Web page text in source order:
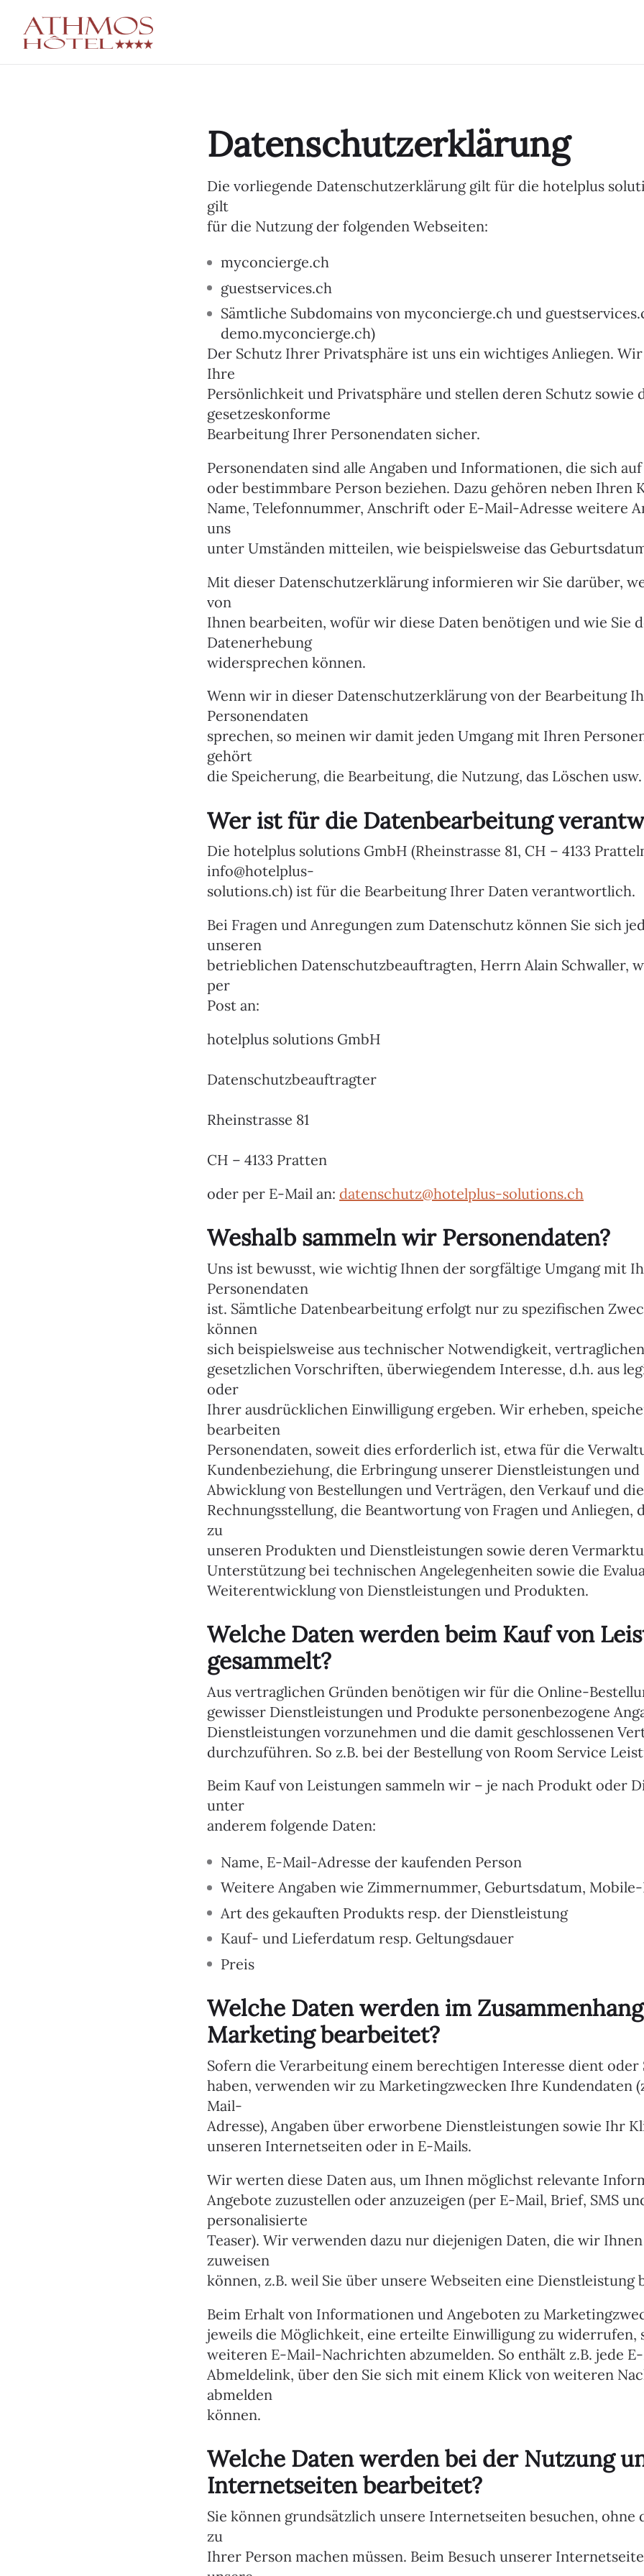
Datenschutzerklärung
Die vorliegende Datenschutzerklärung gilt für die hotelplus
gilt
für die Nutzung der folgenden Webseiten:
myconcierge.ch
guestservices.ch
Sämtliche Subdomains von myconcierge.ch und
demo.myconcierge.ch)
Der Schutz Ihrer Privatsphäre ist uns ein wichtiges Anliegen.
Ihre
Persönlichkeit und Privatsphäre und stellen deren Schutz sowie
gesetzeskonforme
Bearbeitung Ihrer Personendaten sicher.
Personendaten sind alle Angaben und Informationen, die sich
oder bestimmbare Person beziehen. Dazu gehören neben Ihren
Name, Telefonnummer, Anschrift oder E-Mail-Adresse weitere
uns
unter Umständen mitteilen, wie beispielsweise das
Mit dieser Datenschutzerklärung informieren wir Sie darüber,
von
Ihnen bearbeiten, wofür wir diese Daten benötigen und wie Sie
Datenerhebung
widersprechen können.
Wenn wir in dieser Datenschutzerklärung von der Bearbeitung
Personendaten
sprechen, so meinen wir damit jeden Umgang mit Ihren
gehört
die Speicherung, die Bearbeitung, die Nutzung, das Löschen usw.
Wer ist für die Datenbearbeitung
Die hotelplus solutions GmbH (Rheinstrasse 81, CH – 4133
info@hotelplus-
solutions.ch) ist für die Bearbeitung Ihrer Daten verantwortlich.
Bei Fragen und Anregungen zum Datenschutz können Sie sich
unseren
betrieblichen Datenschutzbeauftragten, Herrn Alain Schwaller,
per
Post an:
hotelplus solutions GmbH
Datenschutzbeauftragter
Rheinstrasse 81
CH – 4133 Pratten
oder per E-Mail an: datenschutz@hotelplus-solutions.ch
Weshalb sammeln wir Personendaten?
Uns ist bewusst, wie wichtig Ihnen der sorgfältige Umgang mit
Personendaten
ist. Sämtliche Datenbearbeitung erfolgt nur zu spezifischen
können
sich beispielsweise aus technischer Notwendigkeit,
gesetzlichen Vorschriften, überwiegendem Interesse, d.h. aus
oder
Ihrer ausdrücklichen Einwilligung ergeben. Wir erheben,
bearbeiten
Personendaten, soweit dies erforderlich ist, etwa für die
Kundenbeziehung, die Erbringung unserer Dienstleistungen
Abwicklung von Bestellungen und Verträgen, den Verkauf und die
Rechnungsstellung, die Beantwortung von Fragen und
zu
unseren Produkten und Dienstleistungen sowie deren
Unterstützung bei technischen Angelegenheiten sowie die
Weiterentwicklung von Dienstleistungen und Produkten.
Welche Daten werden beim Kauf von
gesammelt?
Aus vertraglichen Gründen benötigen wir für die Online-
gewisser Dienstleistungen und Produkte personenbezogene
Dienstleistungen vorzunehmen und die damit geschlossenen
durchzuführen. So z.B. bei der Bestellung von Room Service
Beim Kauf von Leistungen sammeln wir – je nach Produkt oder
unter
anderem folgende Daten:
Name, E-Mail-Adresse der kaufenden Person
Weitere Angaben wie Zimmernummer, Geburtsdatum,
Art des gekauften Produkts resp. der Dienstleistung
Kauf- und Lieferdatum resp. Geltungsdauer
Preis
Welche Daten werden im
Marketing bearbeitet?
Sofern die Verarbeitung einem berechtigen Interesse dient
haben, verwenden wir zu Marketingzwecken Ihre Kundendaten
Mail-
Adresse), Angaben über erworbene Dienstleistungen sowie Ihr
unseren Internetseiten oder in E-Mails.
Wir werten diese Daten aus, um Ihnen möglichst relevante
Angebote zuzustellen oder anzuzeigen (per E-Mail, Brief, SMS
personalisierte
Teaser). Wir verwenden dazu nur diejenigen Daten, die wir
zuweisen
können, z.B. weil Sie über unsere Webseiten eine Dienstleistung
Beim Erhalt von Informationen und Angeboten zu
jeweils die Möglichkeit, eine erteilte Einwilligung zu widerrufen,
weiteren E-Mail-Nachrichten abzumelden. So enthält z.B. jede
Abmeldelink, über den Sie sich mit einem Klick von weiteren
abmelden
können.
Welche Daten werden bei der Nutzung
Internetseiten bearbeitet?
Sie können grundsätzlich unsere Internetseiten besuchen, ohne
zu
Ihrer Person machen müssen. Beim Besuch unserer